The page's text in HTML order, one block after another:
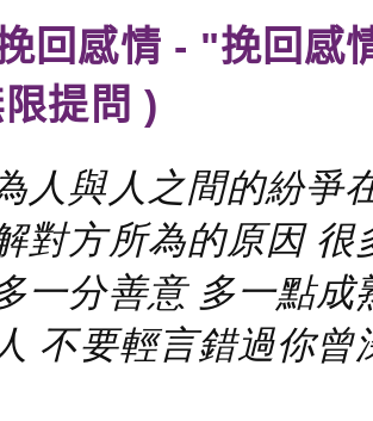
回感情 - "挽回感
提問 )
人與人之間的紛爭
對方所為的原因
一分善意 多一點
不要輕言錯過你曾